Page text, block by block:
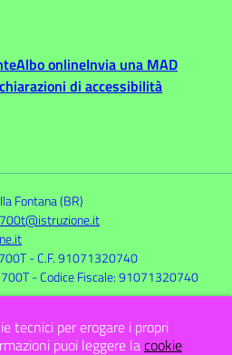
Albo onlineInvia una MAD
di accessibilità
Fontana (BR)
- C.F. 91071320740
- Codice Fiscale: 91071320740
& Design by Designers Italia
tecnici per erogare i propri
puoi leggere lacookie